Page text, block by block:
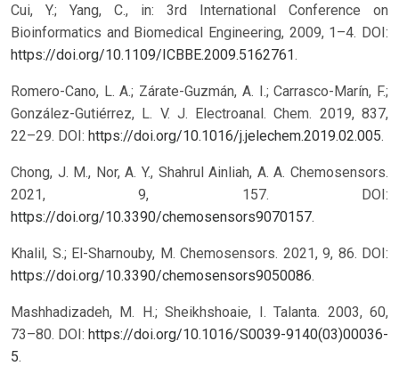
Cui, Y.; Yang, C., in: 3rd International Conference on
Bioinformatics and Biomedical Engineering, 2009, 1–4. DOI:
https://doi.org/10.1109/ICBBE.2009.5162761.
Romero-Cano, L. A.; Zárate-Guzmán, A. I.; Carrasco-Marín, F.;
González-Gutiérrez, L. V. J. Electroanal. Chem. 2019, 837,
22–29. DOI: https://doi.org/10.1016/j.jelechem.2019.02.005.
Chong, J. M., Nor, A. Y., Shahrul Ainliah, A. A. Chemosensors.
2021, 9, 157. DOI:
https://doi.org/10.3390/chemosensors9070157.
Khalil, S.; El-Sharnouby, M. Chemosensors. 2021, 9, 86. DOI:
https://doi.org/10.3390/chemosensors9050086.
Mashhadizadeh, M. H.; Sheikhshoaie, I. Talanta. 2003, 60,
73–80. DOI: https://doi.org/10.1016/S0039-9140(03)00036-
5.